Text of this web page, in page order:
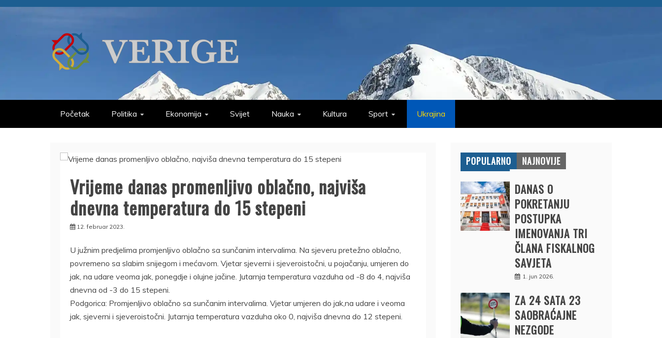
Skip
VERIGE
Početak Politika Ekonomija Svijet Nauka Kultura Sport Ukrajina
Vrijeme danas promenljivo oblačno, najviša
dnevna temperatura do 15 stepeni
12. februar 2023.
U južnim predjelima promjenljivo oblačno sa sunčanim intervalima. Na sjeveru pretežno oblačno,
povremeno sa slabim snijegom i mećavom. Vjetar sjeverni i sjeveroistočni, u pojačanju, umjeren do
jak, na udare veoma jak, ponegdje i olujne jačine. Jutarnja temperatura vazduha od -8 do 4, najviša
dnevna od -3 do 15 stepeni.
Podgorica: Promjenljivo oblačno sa sunčanim intervalima. Vjetar umjeren do jak,na udare i veoma
jak, sjeverni i sjeveroistočni. Jutarnja temperatura vazduha oko 0, najviša dnevna do 12 stepeni.
POPULARNO NAJNOVIJE
DANAS O
POKRETANJU
POSTUPKA
IMENOVANJA TRI
ČLANA FISKALNOG
SAVJETA
1. jun 2026.
ZA 24 SATA 23
SAOBRAĆAJNE
NEZGODE